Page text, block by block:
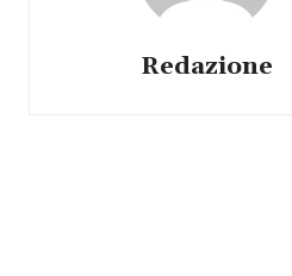
Redazione